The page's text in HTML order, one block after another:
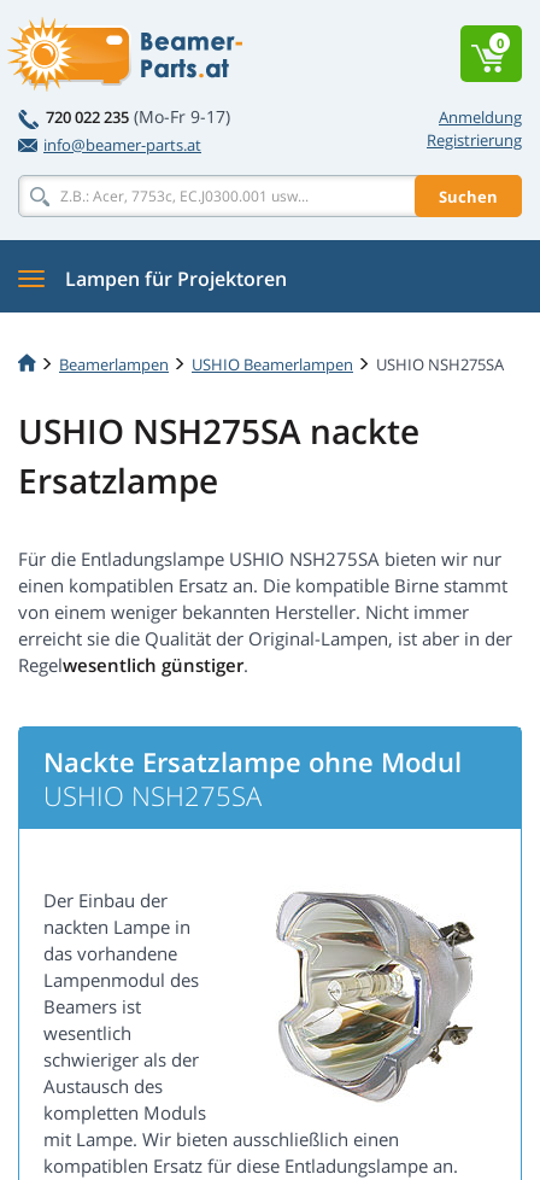
Anmeldung
Registrierung
720 022 235 (Mo-Fr 9-17)
info@beamer-parts.at
Suchen
0
Lampen für Projektoren
Beamerlampen USHIO Beamerlampen USHIO NSH275SA
USHIO NSH275SA nackte
Ersatzlampe
Für die Entladungslampe USHIO NSH275SA bieten wir nur
einen kompatiblen Ersatz an. Die kompatible Birne stammt
von einem weniger bekannten Hersteller. Nicht immer
erreicht sie die Qualität der Original-Lampen, ist aber in der
Regelwesentlich günstiger.
Nackte Ersatzlampe ohne Modul
USHIO NSH275SA
Der Einbau der
nackten Lampe in
das vorhandene
Lampenmodul des
Beamers ist
wesentlich
schwieriger als der
Austausch des
kompletten Moduls
mit Lampe. Wir bieten ausschließlich einen
kompatiblen Ersatz für diese Entladungslampe an.